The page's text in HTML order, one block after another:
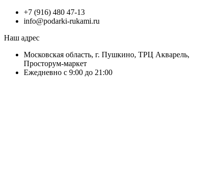
+7 (916) 480 47-13
info@podarki-rukami.ru
Наш адрес
Московская область, г. Пушкино, ТРЦ Акварель,
Просторум-маркет
Ежедневно с 9:00 до 21:00